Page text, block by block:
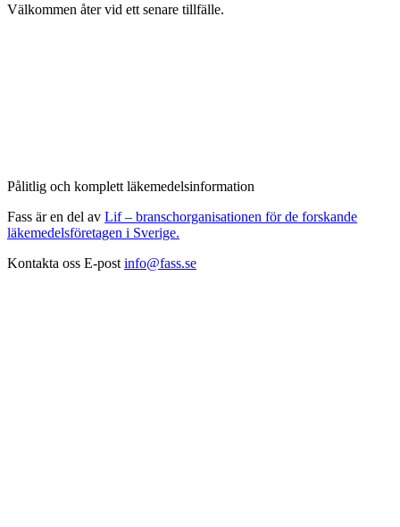
Välkommen åter vid ett senare tillfälle.
Pålitlig och komplett läkemedelsinformation
Fass är en del av Lif – branschorganisationen för de forskande
läkemedelsföretagen i Sverige.
Kontakta oss E-post info@fass.se